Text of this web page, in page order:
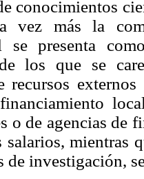
conocimientos
vez más la
se presenta
los que se
recursos
o de agencias de
mientras
de investigación,